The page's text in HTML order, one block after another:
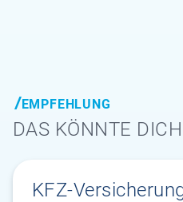
EMPFEHLUNG
DAS KÖNNTE
KFZ-